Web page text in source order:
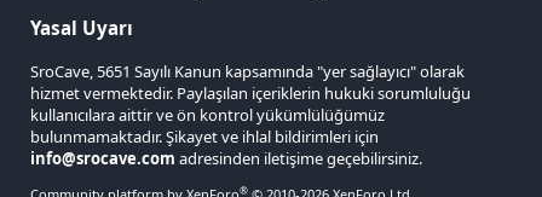
Yasal Uyarı
SroCave, 5651 Sayılı Kanun kapsamında "yer sağlayıcı" olarak
hizmet vermektedir. Paylaşılan içeriklerin hukuki sorumluluğu
kullanıcılara aittir ve ön kontrol yükümlülüğümüz
bulunmamaktadır. Şikayet ve ihlal bildirimleri için
info@srocave.com adresinden iletişime geçebilirsiniz.
®